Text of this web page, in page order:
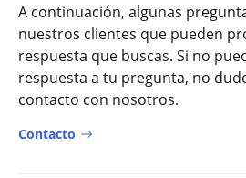
A continuación, algunas
nuestros clientes que pueden
respuesta que buscas. Si no
respuesta a tu pregunta, no
contacto con nosotros.
Contacto